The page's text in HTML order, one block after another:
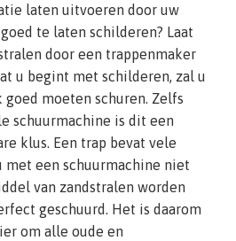
laten uitvoeren door uw
te laten schilderen? Laat
door een trappenmaker
u begint met schilderen, zal u
moeten schuren. Zelfs
schuurmachine is dit een
klus. Een trap bevat vele
met een schuurmachine niet
van zandstralen worden
geschuurd. Het is daarom
om alle oude en